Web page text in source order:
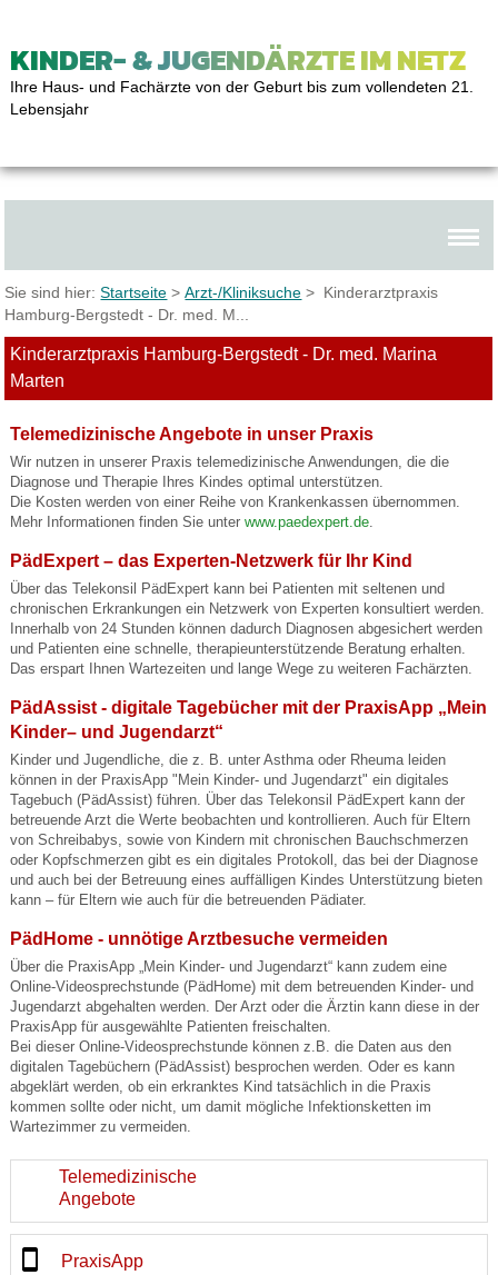
KINDER- & JUGENDÄRZTE IM NETZ
Ihre Haus- und Fachärzte von der Geburt bis zum vollendeten 21.
Lebensjahr
Sie sind hier:Startseite >Arzt-/Kliniksuche > Kinderarztpraxis
Hamburg-Bergstedt - Dr. med. M...
Kinderarztpraxis Hamburg-Bergstedt - Dr. med. Marina
Marten
Telemedizinische Angebote in unser Praxis
Wir nutzen in unserer Praxis telemedizinische Anwendungen, die die
Diagnose und Therapie Ihres Kindes optimal unterstützen.
Die Kosten werden von einer Reihe von Krankenkassen übernommen.
Mehr Informationen finden Sie unter www.paedexpert.de.
PädExpert – das Experten-Netzwerk für Ihr Kind
Über das Telekonsil PädExpert kann bei Patienten mit seltenen und
chronischen Erkrankungen ein Netzwerk von Experten konsultiert werden.
Innerhalb von 24 Stunden können dadurch Diagnosen abgesichert werden
und Patienten eine schnelle, therapieunterstützende Beratung erhalten.
Das erspart Ihnen Wartezeiten und lange Wege zu weiteren Fachärzten.
PädAssist - digitale Tagebücher mit der PraxisApp „Mein
Kinder– und Jugendarzt“
Kinder und Jugendliche, die z. B. unter Asthma oder Rheuma leiden
können in der PraxisApp "Mein Kinder- und Jugendarzt" ein digitales
Tagebuch (PädAssist) führen. Über das Telekonsil PädExpert kann der
betreuende Arzt die Werte beobachten und kontrollieren. Auch für Eltern
von Schreibabys, sowie von Kindern mit chronischen Bauchschmerzen
oder Kopfschmerzen gibt es ein digitales Protokoll, das bei der Diagnose
und auch bei der Betreuung eines auffälligen Kindes Unterstützung bieten
kann – für Eltern wie auch für die betreuenden Pädiater.
PädHome - unnötige Arztbesuche vermeiden
Über die PraxisApp „Mein Kinder- und Jugendarzt“ kann zudem eine
Online-Videosprechstunde (PädHome) mit dem betreuenden Kinder- und
Jugendarzt abgehalten werden. Der Arzt oder die Ärztin kann diese in der
PraxisApp für ausgewählte Patienten freischalten.
Bei dieser Online-Videosprechstunde können z.B. die Daten aus den
digitalen Tagebüchern (PädAssist) besprochen werden. Oder es kann
abgeklärt werden, ob ein erkranktes Kind tatsächlich in die Praxis
kommen sollte oder nicht, um damit mögliche Infektionsketten im
Wartezimmer zu vermeiden.
Telemedizinische
Angebote
PraxisApp